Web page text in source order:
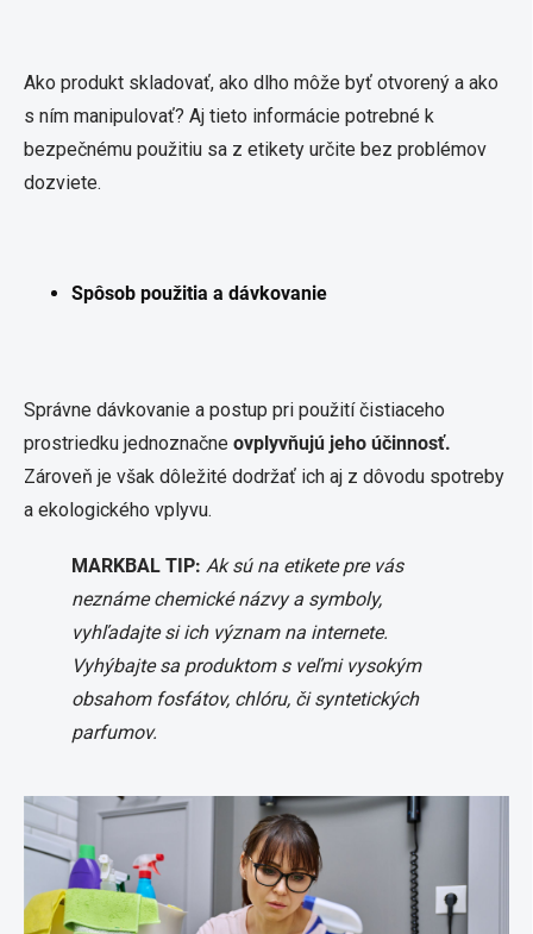
Ako produkt skladovať, ako dlho môže byť otvorený a ako
s ním manipulovať? Aj tieto informácie potrebné k
bezpečnému použitiu sa z etikety určite bez problémov
dozviete.
Spôsob použitia a dávkovanie
Správne dávkovanie a postup pri použití čistiaceho
prostriedku jednoznačne ovplyvňujú jeho účinnosť.
Zároveň je však dôležité dodržať ich aj z dôvodu spotreby
a ekologického vplyvu.
MARKBAL TIP: Ak sú na etikete pre vás
neznáme chemické názvy a symboly,
vyhľadajte si ich význam na internete.
Vyhýbajte sa produktom s veľmi vysokým
obsahom fosfátov, chlóru, či syntetických
parfumov.